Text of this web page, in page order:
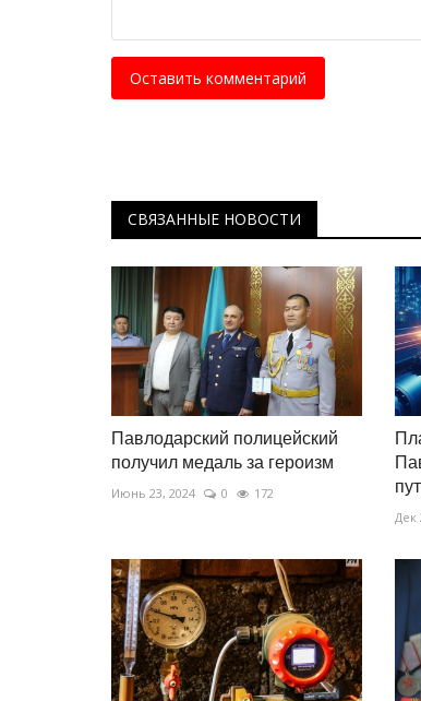
Оставить комментарий
СВЯЗАННЫЕ НОВОСТИ
Павлодарский полицейский
получил медаль за героизм
Июнь 23, 2024 0 172
Дек